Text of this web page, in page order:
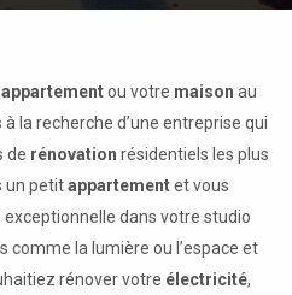
appartementou votre maison au
à la recherche d’une entreprise qui
de rénovation résidentiels les plus
un petitappartementet vous
dans votre studio
comme la lumière ou l’espace et
rénover votre électricité,